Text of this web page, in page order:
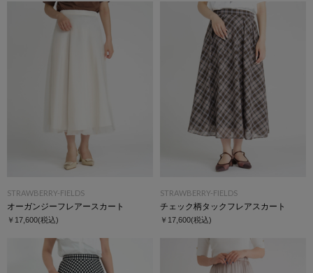
STRAWBERRY-FIELDS
オーガンジーフレアースカート
￥17,600(税込)
STRAWBERRY-FIELDS
チェック柄タックフレアスカート
￥17,600(税込)